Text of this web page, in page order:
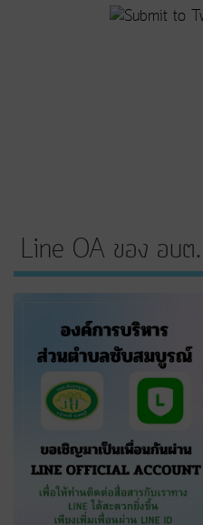
Line OA ของ อบต.